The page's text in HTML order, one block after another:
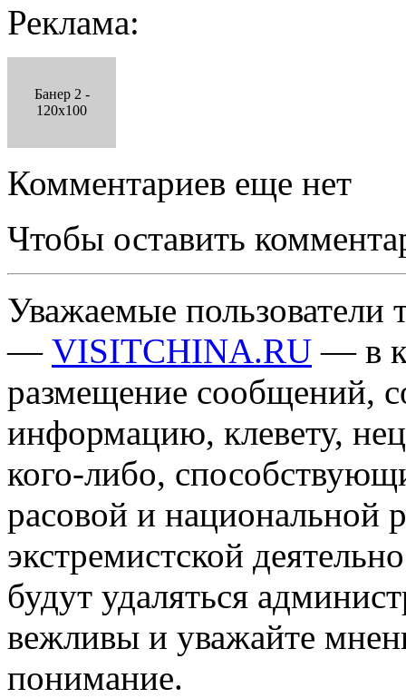
Реклама:
Банер 2 -
120x100
Комментариев еще нет
Чтобы оставить
Уважаемые пользователи
— VISITCHINA.RU — в
размещение сообщений,
информацию, клевету,
кого-либо,
расовой и национальной
экстремистской
будут удаляться
вежливы и уважайте
понимание.